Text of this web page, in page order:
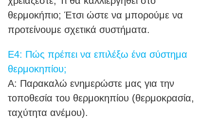
θερμοκήπιο; Έτσι ώστε να μπορούμε να
προτείνουμε σχετικά συστήματα.
Ε4: Πώς πρέπει να επιλέξω ένα σύστημα
θερμοκηπίου;
Α: Παρακαλώ ενημερώστε μας για την
τοποθεσία του θερμοκηπίου (θερμοκρασία,
ταχύτητα ανέμου).